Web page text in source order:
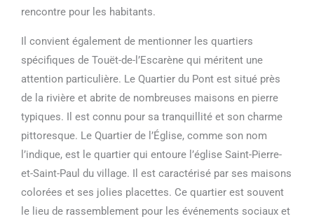
rencontre pour les habitants.
Il convient également de mentionner les quartiers
spécifiques de Touët-de-l’Escarène qui méritent une
attention particulière. Le Quartier du Pont est situé près
de la rivière et abrite de nombreuses maisons en pierre
typiques. Il est connu pour sa tranquillité et son charme
pittoresque. Le Quartier de l’Église, comme son nom
l’indique, est le quartier qui entoure l’église Saint-Pierre-
et-Saint-Paul du village. Il est caractérisé par ses maisons
colorées et ses jolies placettes. Ce quartier est souvent
le lieu de rassemblement pour les événements sociaux et